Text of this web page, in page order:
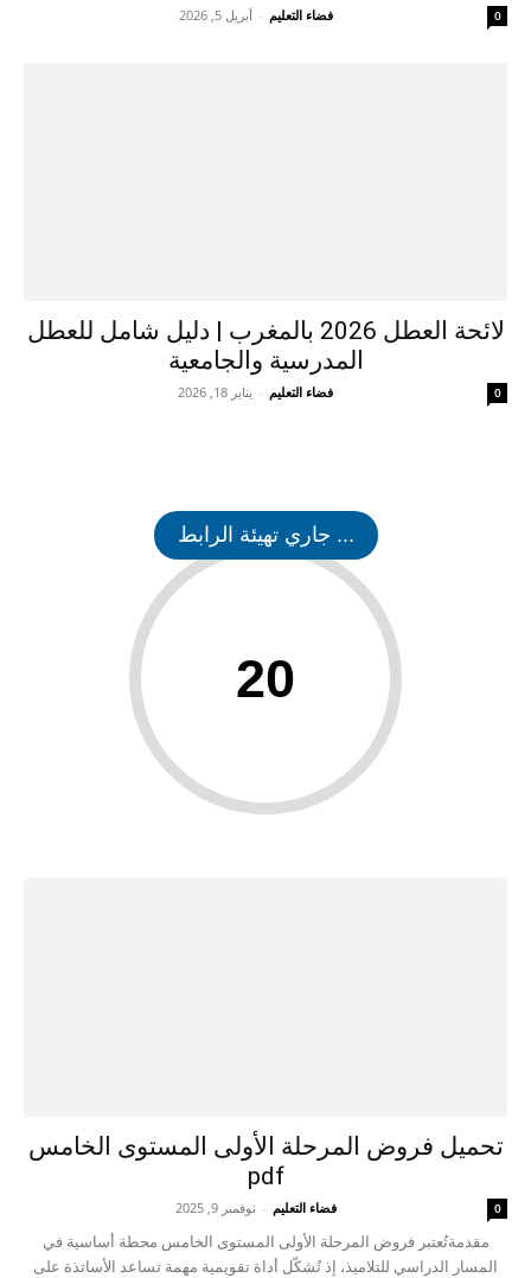
فضاء التعليم - أبريل 5, 2026 0
لائحة العطل 2026 بالمغرب | دليل شامل للعطل
المدرسية والجامعية
فضاء التعليم - يناير 18, 2026 0
... جاري تهيئة الرابط
20
تحميل فروض المرحلة الأولى المستوى الخامس
pdf
فضاء التعليم - نوفمبر 9, 2025 0
مقدمةتُعتبر فروض المرحلة الأولى المستوى الخامس محطة أساسية في
المسار الدراسي للتلاميذ، إذ تُشكّل أداة تقويمية مهمة تساعد الأساتذة على